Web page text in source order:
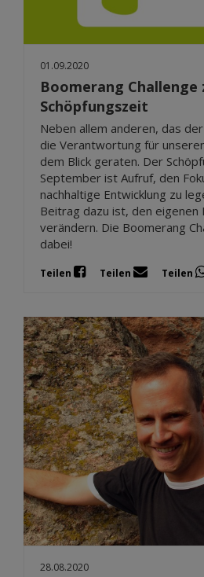
01.09.2020
Boomerang Challenge
Schöpfungszeit
Neben allem anderen, das
die Verantwortung für
dem Blick geraten. Der
September ist Aufruf, den
nachhaltige Entwicklung zu
Beitrag dazu ist, den eigenen
verändern. Die Boomerang
dabei!
Teilen Teilen Teilen
28.08.2020